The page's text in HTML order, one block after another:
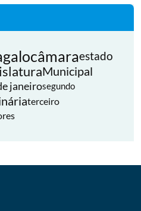
câmaraestado
Municipal
janeirosegundo
terceiro